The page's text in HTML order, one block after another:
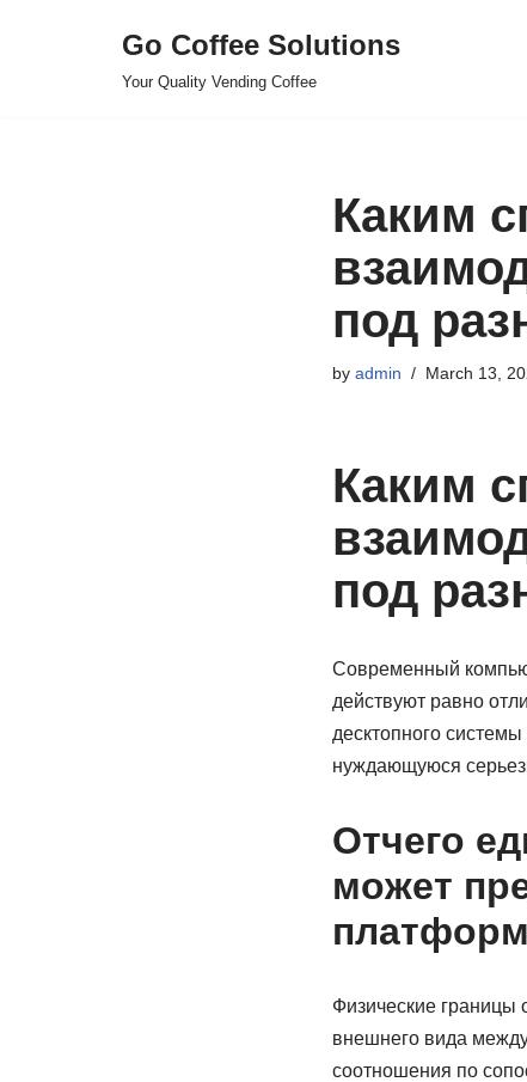
Go Coffee Solutions
Your Quality Vending Coffee
Каким
под
by admin March 13,
Каким
под
Современный
действуют равно
десктопного
нуждающуюся
Отчего
может
Физические границы
внешнего вида
соотношения по